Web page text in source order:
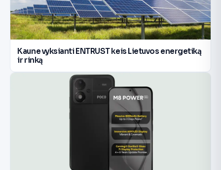
Kaune vyksianti ENTRUST keis Lietuvos energetiką
ir rinką